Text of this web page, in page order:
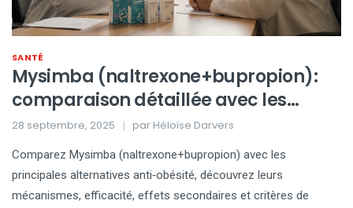
SANTÉ
Mysimba (naltrexone+bupropion):
comparaison détaillée avec les
alternatives anti‑obésité
28 septembre, 2025 par Héloïse Darvers
Comparez Mysimba (naltrexone+bupropion) avec les
principales alternatives anti‑obésité, découvrez leurs
mécanismes, efficacité, effets secondaires et critères de